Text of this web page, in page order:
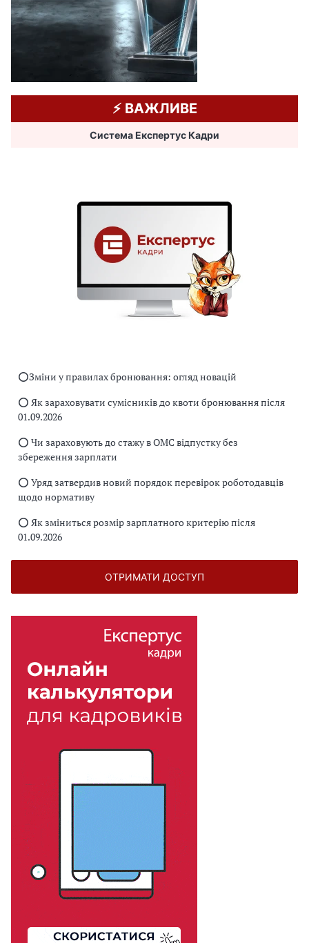
⚡️ ВАЖЛИВЕ
Система Експертус Кадри
⭕️Зміни у правилах бронювання: огляд новацій
⭕️ Як зараховувати сумісників до квоти бронювання після
01.09.2026
⭕️ Чи зараховують до стажу в ОМС відпустку без
збереження зарплати
⭕️ Уряд затвердив новий порядок перевірок роботодавців
щодо нормативу
⭕️ Як зміниться розмір зарплатного критерію після
01.09.2026
ОТРИМАТИ ДОСТУП